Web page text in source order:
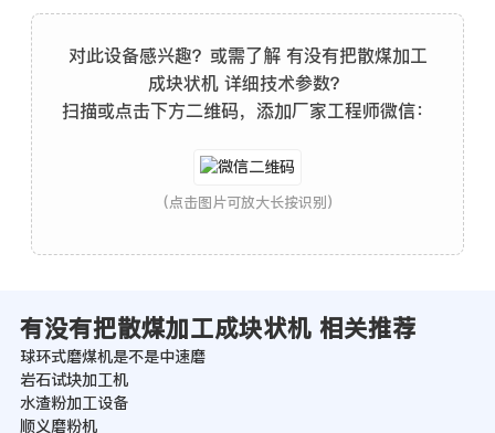
对此设备感兴趣？或需了解 有没有把散煤加工
成块状机 详细技术参数？
扫描或点击下方二维码，添加厂家工程师微信：
(点击图片可放大长按识别)
有没有把散煤加工成块状机 相关推荐
球环式磨煤机是不是中速磨
岩石试块加工机
水渣粉加工设备
顺义磨粉机